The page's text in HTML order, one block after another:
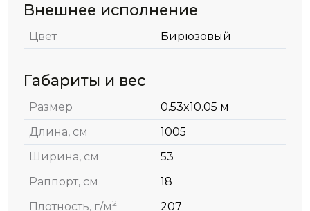
Внешнее исполнение
Цвет Бирюзовый
Габариты и вес
Размер
0.53x10.05 м
Длина, см
1005
Ширина, см
53
Раппорт, см
18
Плотность, г/м2 207